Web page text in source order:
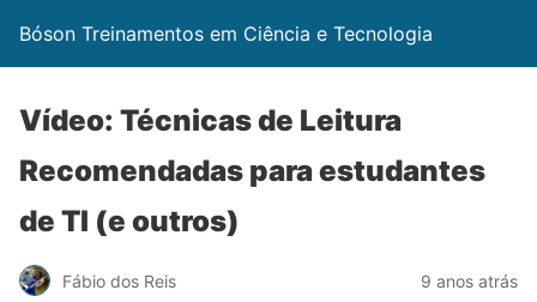
Bóson Treinamentos em Ciência e Tecnologia
Vídeo: Técnicas de Leitura
Recomendadas para estudantes
de TI (e outros)
Fábio dos Reis 9 anos atrás